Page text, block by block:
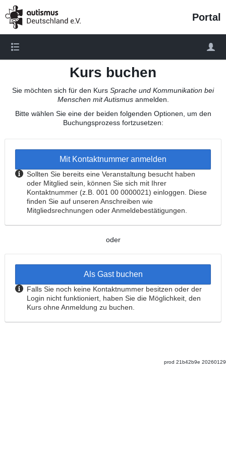
Portal
Kurs buchen
Sie möchten sich für den Kurs Sprache und Kommunikation bei
Menschen mit Autismusanmelden.
Bitte wählen Sie eine der beiden folgenden Optionen, um den
Buchungsprozess fortzusetzen:
Mit Kontaktnummer anmelden
Sollten Sie bereits eine Veranstaltung besucht haben
oder Mitglied sein, können Sie sich mit Ihrer
Kontaktnummer (z.B. 001 00 0000021) einloggen. Diese
finden Sie auf unseren Anschreiben wie
Mitgliedsrechnungen oder Anmeldebestätigungen.
oder
Als Gast buchen
Falls Sie noch keine Kontaktnummer besitzen oder der
Login nicht funktioniert, haben Sie die Möglichkeit, den
Kurs ohne Anmeldung zu buchen.
prod 21b42b9e 20260129
/portal/veranstaltung/1011